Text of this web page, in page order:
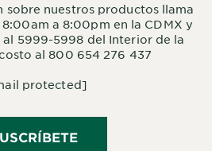
sobre nuestros productos llama
a 8:00pm en la CDMX y
5999-5998 del Interior de la
al 800 654 276 437
protected]